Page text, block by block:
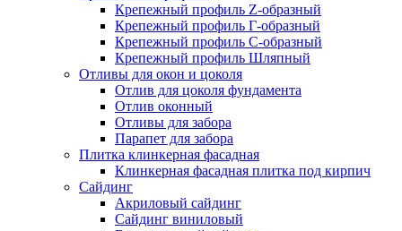
Крепежный профиль Z-образный
Крепежный профиль Г-образный
Крепежный профиль С-образный
Крепежный профиль Шляпный
Отливы для окон и цоколя
Отлив для цоколя фундамента
Отлив оконный
Отливы для забора
Парапет для забора
Плитка клинкерная фасадная
Клинкерная фасадная плитка под кирпич
Сайдинг
Акриловый сайдинг
Сайдинг виниловый